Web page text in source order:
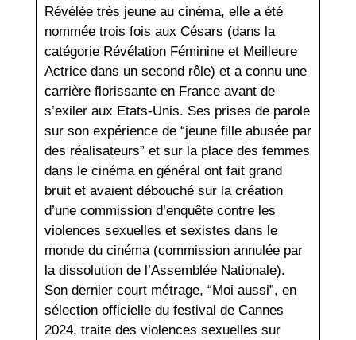
Révélée très jeune au cinéma, elle a été
nommée trois fois aux Césars (dans la
catégorie Révélation Féminine et Meilleure
Actrice dans un second rôle) et a connu une
carrière florissante en France avant de
s’exiler aux Etats-Unis. Ses prises de parole
sur son expérience de “jeune fille abusée par
des réalisateurs” et sur la place des femmes
dans le cinéma en général ont fait grand
bruit et avaient débouché sur la création
d’une commission d’enquête contre les
violences sexuelles et sexistes dans le
monde du cinéma (commission annulée par
la dissolution de l’Assemblée Nationale).
Son dernier court métrage, “Moi aussi”, en
sélection officielle du festival de Cannes
2024, traite des violences sexuelles sur